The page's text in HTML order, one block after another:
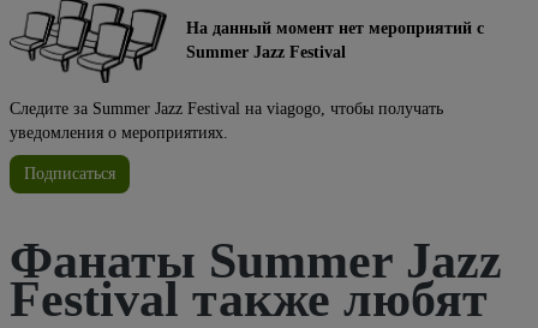
На данный момент нет мероприятий с
Summer Jazz Festival
Следите за Summer Jazz Festival на viagogo, чтобы получать
уведомления о мероприятиях.
Подписаться
Фанаты Summer Jazz
Festival также любят